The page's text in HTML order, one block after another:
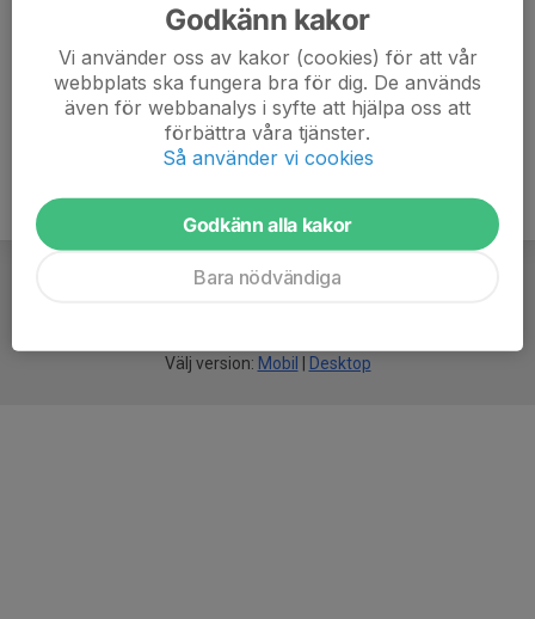
Välj version: Mobil Desktop
Godkänn kakor
Vi använder oss av kakor (cookies) för att vår
webbplats ska fungera bra för dig. De används
även för webbanalys i syfte att hjälpa oss att
förbättra våra tjänster.
Så använder vi cookies
Godkänn alla kakor
Bara nödvändiga